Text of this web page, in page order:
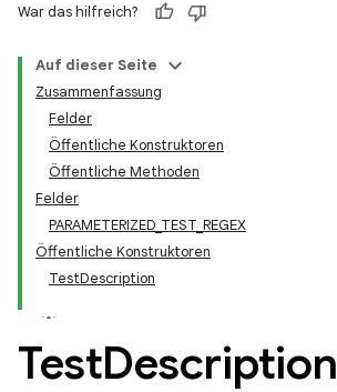
War das hilfreich?
Auf dieser Seite
Zusammenfassung
Felder
Öffentliche Konstruktoren
Öffentliche Methoden
Felder
PARAMETERIZED_TEST_REGEX
Öffentliche Konstruktoren
TestDescription
TestDescription